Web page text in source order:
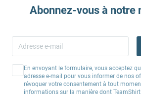
Abonnez-vous à notre
En envoyant le formulaire, vous acceptez
adresse e-mail pour vous informer de nos
révoquer votre consentement à tout
informations sur la manière dont